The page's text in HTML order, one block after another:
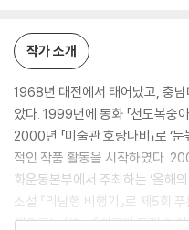
작가 소개
1968년 대전에서 태어났고, 충
았다. 1999년에 동화 「천도복숭
2000년 「미술관 호랑나비」로 ‘
적인 작품 활동을 시작하였다.
화운동본부에서 주최하는 ‘올해
소설 『리남행 비행기』로 제5회
책으로는 『별』, 『뻐꾸기 둥지 아